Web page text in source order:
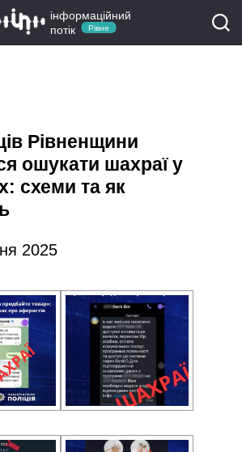
інформаційний
потік
Рівне
Рівненщини
ошукати шахраї у
схеми та як
2025